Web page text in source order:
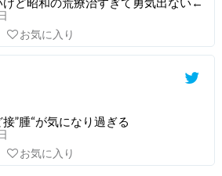
お気に入り
”腫“が気になり過ぎる
お気に入り